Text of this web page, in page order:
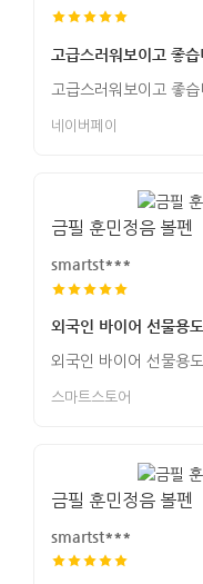
고급스러워보이고 좋습
고급스러워보이고 좋습
네이버페이
금필 훈민정음 볼펜
smartst***
외국인 바이어 선물용
외국인 바이어 선물용
스마트스토어
금필 훈민정음 볼펜
smartst***